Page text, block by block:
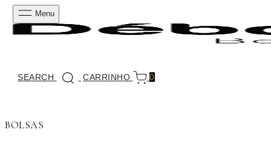
Menu
SEARCH CARRINHO 0
BOLSAS